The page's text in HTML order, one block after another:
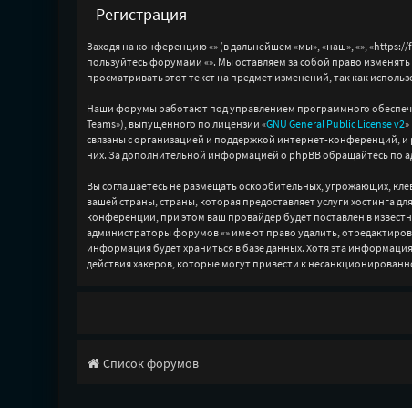
- Регистрация
Заходя на конференцию «» (в дальнейшем «мы», «наш», «»,
пользуйтесь форумами «». Мы оставляем за собой право
просматривать этот текст на предмет изменений, так как
Наши форумы работают под управлением программного
Teams»), выпущенного по лицензии «GNU General Public License v2
связаны с организацией и поддержкой интернет-конференций, и
них. За дополнительной информацией о phpBB обращайтесь по
Вы соглашаетесь не размещать оскорбительных, угрожающих,
вашей страны, страны, которая предоставляет услуги
конференции, при этом ваш провайдер будет поставлен в
администраторы форумов «» имеют право удалить,
информация будет храниться в базе данных. Хотя эта
действия хакеров, которые могут привести к
Список форумов